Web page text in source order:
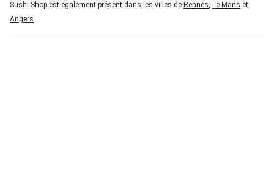
Sushi Shop est également présent dans les villes de Rennes, Le Mans et
Angers